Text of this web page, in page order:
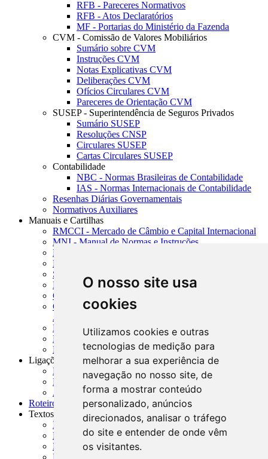
O nosso site usa
cookies
Utilizamos cookies e outras
tecnologias de medição para
melhorar a sua experiência de
navegação no nosso site, de
forma a mostrar conteúdo
personalizado, anúncios
direcionados, analisar o tráfego
do site e entender de onde vêm
os visitantes.
RFB - Pareceres Normativos
RFB - Atos Declaratórios
MF - Portarias do Ministério da Fazenda
CVM - Comissão de Valores Mobiliários
Sumário sobre CVM
Instruções CVM
Notas Explicativas CVM
Deliberações CVM
Ofícios Circulares CVM
Pareceres de Orientação CVM
SUSEP - Superintendência de Seguros Privados
Sumário SUSEP
Resoluções CNSP
Circulares SUSEP
Cartas Circulares SUSEP
Contabilidade
NBC - Normas Brasileiras de Contabilidade
IAS - Normas Internacionais de Contabilidade
Resenhas Diárias Governamentais
Normativos Auxiliares
Manuais e Cartilhas
RMCCI - Mercado de Câmbio e Capital Internacional
MNI - Manual de Normas e Instruções
MTVM - Manual de Títulos e Valores Mobiliários
MCR - Manual de Crédito Rural
SISORF - Manual de Organização do SFN
MASUP - Manual de Supervisão Bancária
CADOC - Catálogo de Documentos
CNAE-CONCLA - Classificação Nacional de
Atividades Econômicas
PMF - Cartilhas do BCB
Manuais Auxiliares do BCB e Cosif-e
Resenhas Diárias Governamentais
Ligações Externas
Links Úteis
Presidência da República
Agências Nacionais Reguladoras
Roteiros para Estudos
Textos
Índice de Textos
Editorial
Monografias